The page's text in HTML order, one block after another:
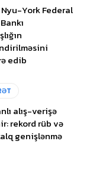
York Federal
edib
alış-verişə
rekord rüb və
genişlənmə